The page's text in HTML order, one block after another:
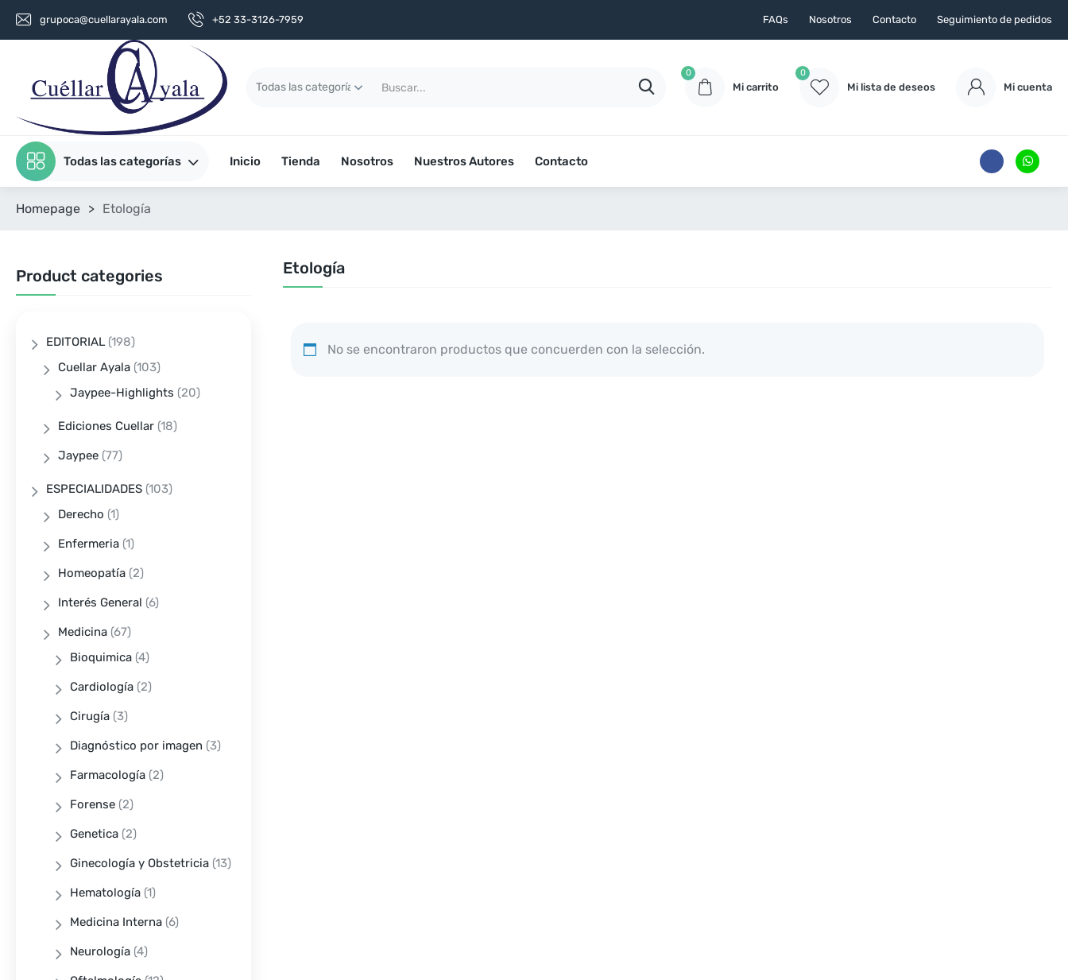
grupoca@cuellarayala.com +52 33-3126-7959 FAQs Nosotros Contacto Seguimiento de pedidos
0
Mi carrito
0
Mi lista de deseos Mi cuenta
Todas las categorías Inicio Tienda Nosotros Nuestros Autores Contacto
Homepage > Etología
Etología
No se encontraron productos que concuerden con la selección.
Product categories
EDITORIAL (198)
Cuellar Ayala (103)
Jaypee-Highlights (20)
Ediciones Cuellar (18)
Jaypee (77)
ESPECIALIDADES (103)
Derecho (1)
Enfermeria (1)
Homeopatía (2)
Interés General (6)
Medicina (67)
Bioquimica (4)
Cardiología (2)
Cirugía (3)
Diagnóstico por imagen (3)
Farmacología (2)
Forense (2)
Genetica (2)
Ginecología y Obstetricia (13)
Hematología (1)
Medicina Interna (6)
Neurología (4)